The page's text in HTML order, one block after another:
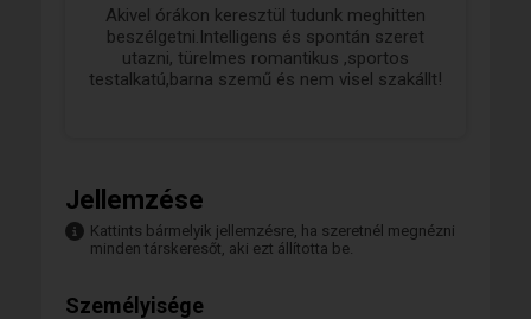
Akivel órákon keresztül tudunk meghitten
beszélgetni.Intelligens és spontán szeret
utazni, türelmes romantikus ,sportos
testalkatú,barna szemű és nem visel szakállt!
Jellemzése
Kattints bármelyik jellemzésre, ha szeretnél megnézni
minden társkeresőt, aki ezt állította be.
Személyisége